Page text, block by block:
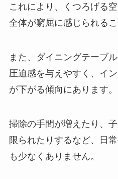
これにより、くつろげる
全体が窮屈に感じられるこ
また、ダイニングテーブ
圧迫感を与えやすく、イ
が下がる傾向にあります。
掃除の手間が増えたり、
限られたりするなど、日
も少なくありません。